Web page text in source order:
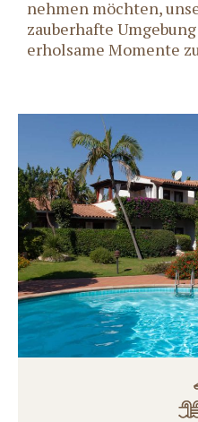
nehmen möchten,
zauberhafte
erholsame Momente